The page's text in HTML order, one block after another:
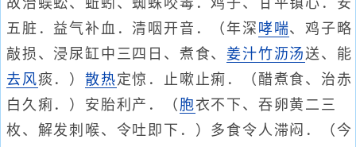
故治蜈蚣、蚯蚓、蜘蛛咬毒．鸡子、甘平镇心．安
五脏．益气补血．清咽开音．（年深 哮喘、鸡子略
敲损、浸尿缸中三四日、煮食、姜汁竹沥汤 送、能
去风痰．）散热定惊．止嗽止痢．（醋煮食、治赤
白久痢．）安胎利产．（ 胞衣不下、吞卵黄二三
枚、解发刺喉、令吐即下．）多食令人滞闷．（今